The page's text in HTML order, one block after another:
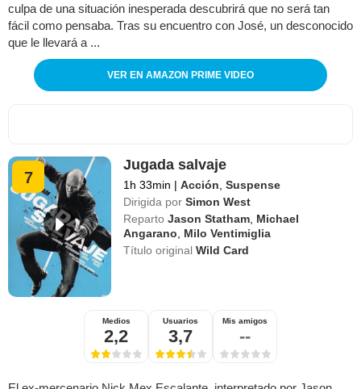
culpa de una situación inesperada descubrirá que no será tan
fácil como pensaba. Tras su encuentro con José, un desconocido
que le llevará a ...
VER EN AMAZON PRIME VIDEO
7
Jugada salvaje
1h 33min | Acción ,Suspense
Dirigida por Simon West
Reparto Jason Statham Michael
Angarano
Milo Ventimiglia
Título originalWild Card
Medios
2,2
Usuarios
3,7
Mis amigos
--